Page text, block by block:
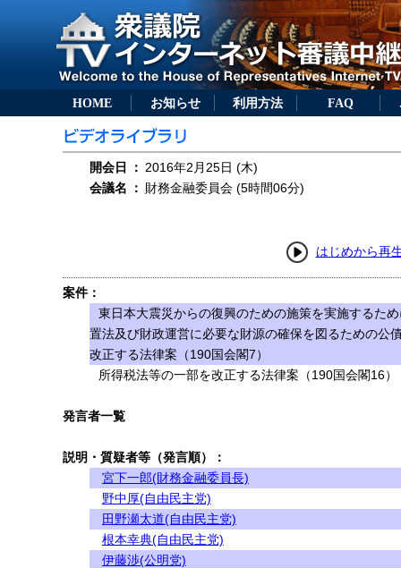
HOME お知らせ 利用方法 FAQ
開会日 ： 2016年2月25日 (木)
会議名
： 財務金融委員会 (5時間06分)
はじめから再
案件：
東日本大震災からの復興のための施策を実施するた
置法及び財政運営に必要な財源の確保を図るための公
改正する法律案（190国会閣7）
所得税法等の一部を改正する法律案（190国会閣16）
発言者一覧
説明・質疑者等（発言順）：
宮下一郎(財務金融委員長)
野中厚(自由民主党)
田野瀬太道(自由民主党)
根本幸典(自由民主党)
伊藤渉(公明党)